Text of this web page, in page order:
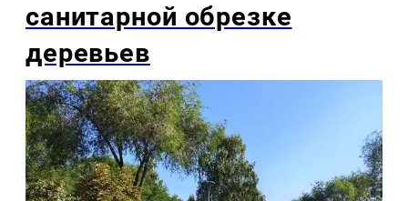
санитарной обрезке
деревьев